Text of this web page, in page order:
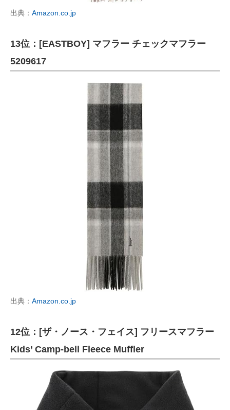
出典： Amazon.co.jp
13位：[EASTBOY] マフラー チェックマフラー
5209617
出典： Amazon.co.jp
12位：[ザ・ノース・フェイス] フリースマフラー
Kids’ Camp-bell Fleece Muffler